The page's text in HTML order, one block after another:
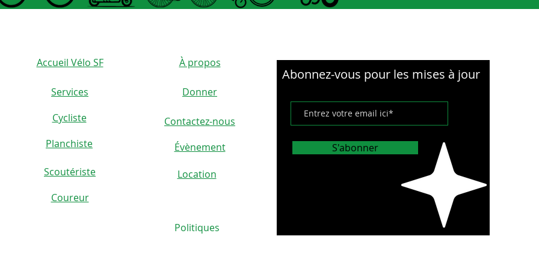
Accueil Vélo SF
Location
Cycliste
Planchiste
Scoutériste
Coureur
Services
À propos
Donner
Contactez-nous
Évènement
Politiques
Abonnez-vous pour les mises à jour
S'abonner